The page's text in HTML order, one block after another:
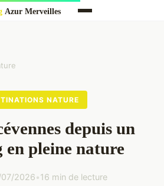
NATURE
depuis un
en pleine nature
2026•16 min de lecture